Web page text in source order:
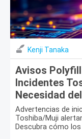
Kenji Tanaka
Avisos
Incidentes
Necesidad
Advertencias de
Toshiba/Muji
Descubra cómo